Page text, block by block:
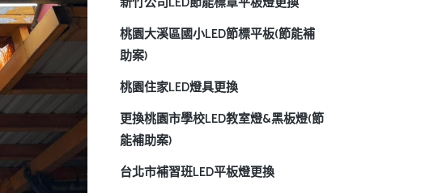
桃園大溪區國小LED節標平板(節能補
助案)
桃園住家LED燈具更換
更換桃園市學校LED教室燈&黑板燈(節
能補助案)
台北市補習班LED平板燈更換